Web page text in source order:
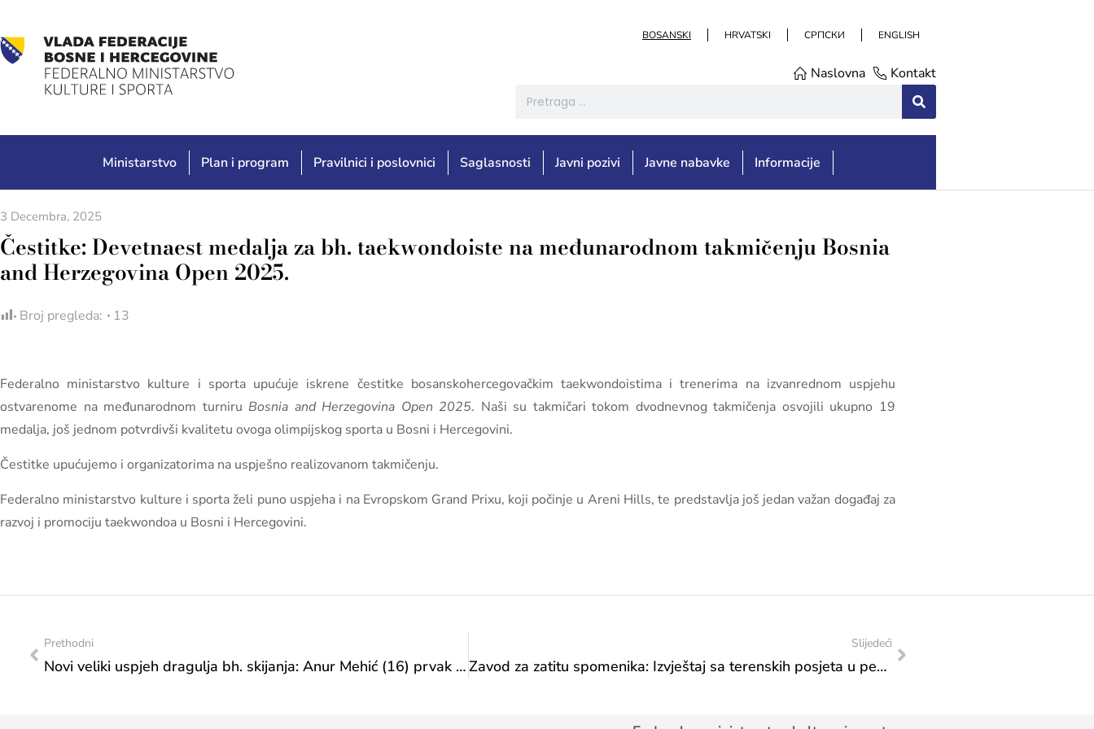
BOSANSKI HRVATSKI СРПСКИ ENGLISH
Naslovna Kontakt
Ministarstvo Plan i program Pravilnici i poslovnici Saglasnosti Javni pozivi Javne nabavke Informacije
3 Decembra, 2025
Čestitke: Devetnaest medalja za bh. taekwondoiste na međunarodnom takmičenju Bosnia
and Herzegovina Open 2025.
Broj pregleda: 13
Federalno ministarstvo kulture i sporta upućuje iskrene čestitke bosanskohercegovačkim taekwondoistima i trenerima na izvanrednom uspjehu
ostvarenome na međunarodnom turniru Bosnia and Herzegovina Open 2025. Naši su takmičari tokom dvodnevnog takmičenja osvojili ukupno 19
medalja, još jednom potvrdivši kvalitetu ovoga olimpijskog sporta u Bosni i Hercegovini.
Čestitke upućujemo i organizatorima na uspješno realizovanom takmičenju.
Federalno ministarstvo kulture i sporta želi puno uspjeha i na Evropskom Grand Prixu, koji počinje u Areni Hills, te predstavlja još jedan važan događaj za
razvoj i promociju taekwondoa u Bosni i Hercegovini.
Prethodni
Novi veliki uspjeh dragulja bh. skijanja: Anur Mehić (16) prvak slaloma i u Italiji
Slijedeći
Zavod za zatitu spomenika: Izvještaj sa terenskih posjeta u periodu od 17. do 21. 11. 2025. godine